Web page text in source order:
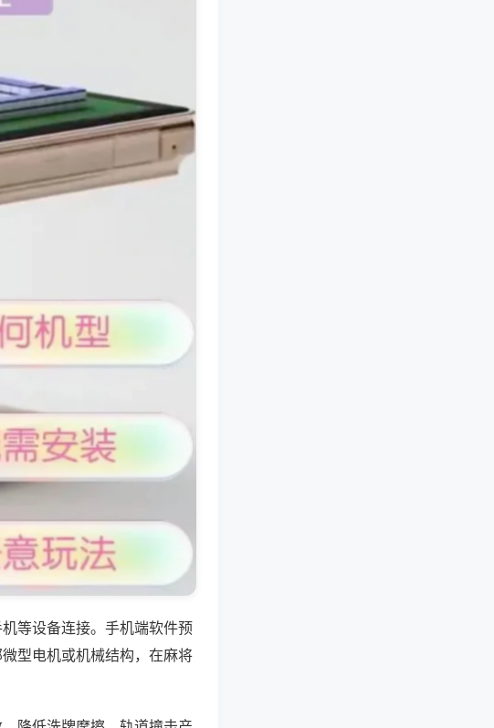
等设备连接。手机端软件预
型电机或机械结构，在麻将